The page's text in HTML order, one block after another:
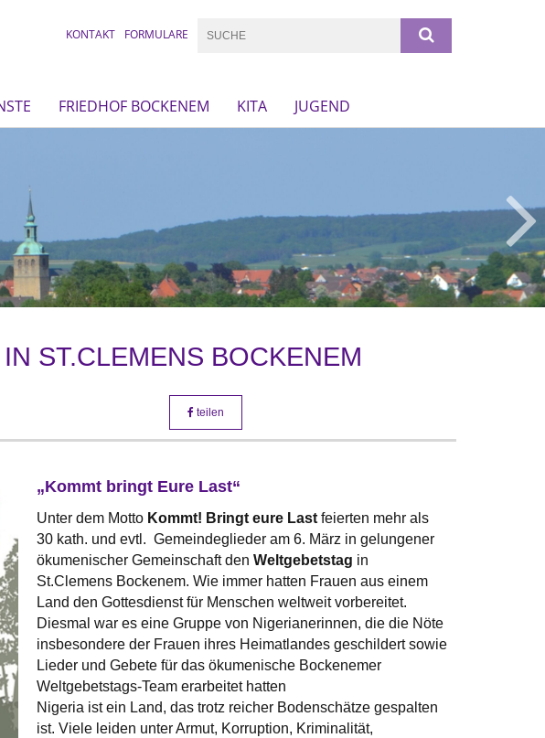
KONTAKT FORMULARE
FRIEDHOF BOCKENEM KITA JUGEND
ST.CLEMENS BOCKENEM
teilen
„Kommt bringt Eure Last“
Unter dem MottoKommt! Bringt eure Lastfeierten mehr als
30 kath. und evtl. Gemeindeglieder am 6. März in gelungener
ökumenischer Gemeinschaft den Weltgebetstag in
St.Clemens Bockenem. Wie immer hatten Frauen aus einem
Land den Gottesdienst für Menschen weltweit vorbereitet.
Diesmal war es eine Gruppe von Nigerianerinnen, die die Nöte
insbesondere der Frauen ihres Heimatlandes geschildert sowie
Lieder und Gebete für das ökumenische Bockenemer
Weltgebetstags-Team erarbeitet hatten
Nigeria ist ein Land, das trotz reicher Bodenschätze gespalten
ist. Viele leiden unter Armut, Korruption, Kriminalität,